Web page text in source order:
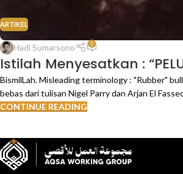
ARTIKEL
Hadi Sumarsono 0
Istilah Menyesatkan :
BismilLah. Misleading terminology : "Rubber"
bebas dari tulisan Nigel Parry dan Arjan El
CONTINUE READING